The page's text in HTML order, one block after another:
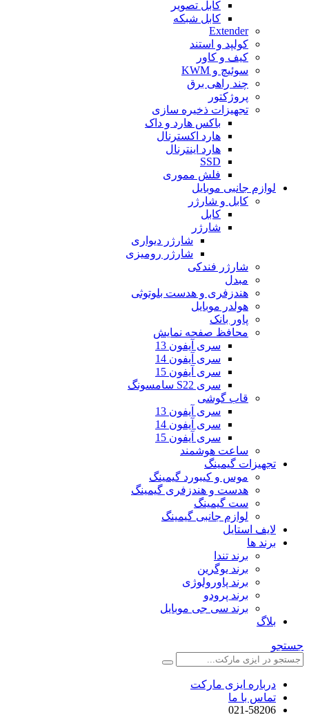
کابل تصویر
کابل شبکه
Extender
کولپد و استند
کیف و کاور
سوئیچ و KWM
چند راهی برق
پروژکتور
تجهیزات ذخیره سازی
باکس هارد و داک
هارد اکسترنال
هارد اینترنال
SSD
فلش مموری
لوازم جانبی موبایل
کابل و شارژر
کابل
شارژر
شارژر دیواری
شارژر رومیزی
شارژر فندکی
مبدل
هندزفری و هدست بلوتوثی
هولدر موبایل
پاور بانک
محافظ صفحه نمایش
سری آیفون 13
سری آیفون 14
سری آیفون 15
سری S22 سامسونگ
قاب گوشی
سری آیفون 13
سری آیفون 14
سری آیفون 15
ساعت هوشمند
تجهیزات گیمینگ
موس و کیبورد گیمینگ
هدست و هندزفری گیمینگ
ست گیمینگ
لوازم جانبی گیمینگ
لایف استایل
برند ها
برند تندا
برند یوگرین
برند پاورولوژی
برند پرودو
برند سی جی موبایل
بلاگ
جستجو
درباره ایزی مارکت
تماس با ما
021-58206